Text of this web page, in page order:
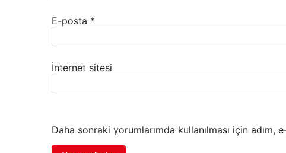
E-posta *
İnternet sitesi
Daha sonraki yorumlarımda kullanılması için